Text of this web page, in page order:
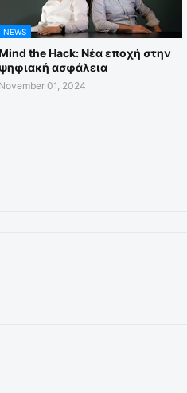
NEWS
the Hack: Νέα εποχή στην
ασφάλεια
November 01, 2024